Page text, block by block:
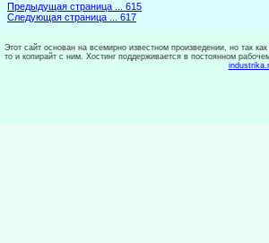
Предыдущая страница ... 615
Следующая страница ... 617
Этот сайт основан на всемирно известном произведении, но так
то и копирайт с ним. Хостинг поддерживается в постоянном